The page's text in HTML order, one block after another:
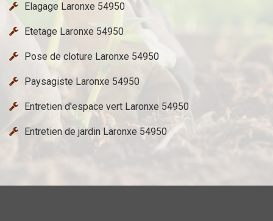
Elagage Laronxe 54950
Etetage Laronxe 54950
Pose de cloture Laronxe 54950
Paysagiste Laronxe 54950
Entretien d'espace vert Laronxe 54950
Entretien de jardin Laronxe 54950